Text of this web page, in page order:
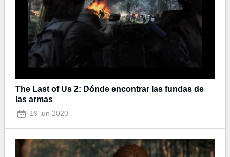
The Last of Us 2: Dónde encontrar las fundas de
las armas
19 jun 2020